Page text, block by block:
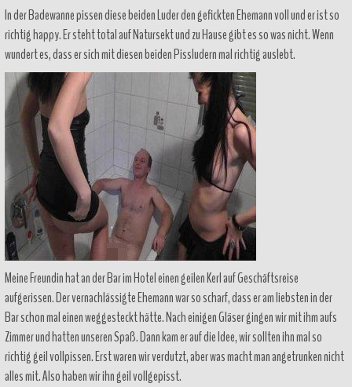
In der Badewanne pissen diese beiden Luder den gefickten Ehemann voll und er ist so
richtig happy. Er steht total auf Natursekt und zu Hause gibt es so was nicht. Wenn
wundert es, dass er sich mit diesen beiden Pissludern mal richtig auslebt.
Meine Freundin hat an der Bar im Hotel einen geilen Kerl auf Geschäftsreise
aufgerissen. Der vernachlässigte Ehemann war so scharf, dass er am liebsten in der
Bar schon mal einen weggesteckt hätte. Nach einigen Gläser gingen wir mit ihm aufs
Zimmer und hatten unseren Spaß. Dann kam er auf die Idee, wir sollten ihn mal so
richtig geil vollpissen. Erst waren wir verdutzt, aber was macht man angetrunken nicht
alles mit. Also haben wir ihn geil vollgepisst.